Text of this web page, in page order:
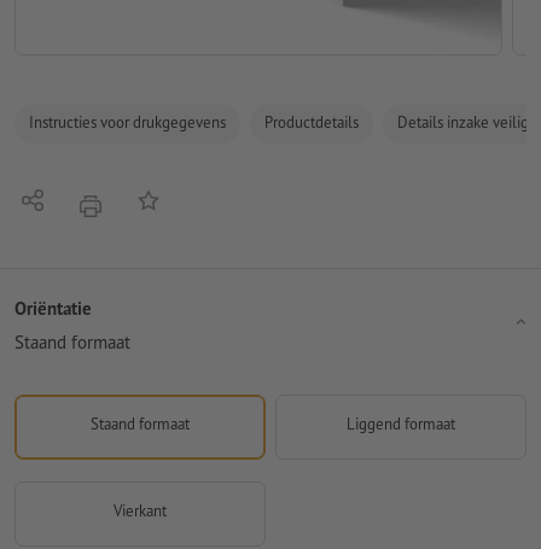
Instructies voor drukgegevens Productdetails Details inzake
Delen afdrukkenOp de lijst
Oriëntatie
Staand formaat
Staand formaat Liggend formaat
Vierkant